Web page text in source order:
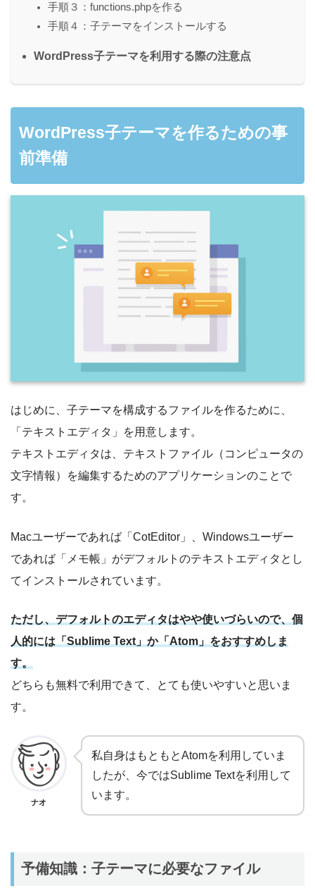
手順３：functions.phpを作る
手順４：子テーマをインストールする
WordPress子テーマを利用する際の注意点
WordPress子テーマを作るための事
前準備
はじめに、子テーマを構成するファイルを作るために、
「テキストエディタ」を用意します。
テキストエディタは、テキストファイル（コンピュータの
文字情報）を編集するためのアプリケーションのことで
す。
Macユーザーであれば「CotEditor」、Windowsユーザー
であれば「メモ帳」がデフォルトのテキストエディタとし
てインストールされています。
ただし、デフォルトのエディタはやや使いづらいので、個
人的には「Sublime Text」か「Atom」をおすすめしま
す。
どちらも無料で利用できて、とても使いやすいと思いま
す。
ナオ
私自身はもともとAtomを利用していま
したが、今ではSublime Textを利用して
います。
予備知識：子テーマに必要なファイル